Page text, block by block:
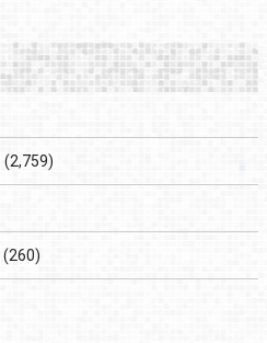
(2,759)
(260)